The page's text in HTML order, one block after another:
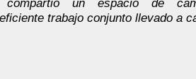
un espacio de
trabajo conjunto llevado a